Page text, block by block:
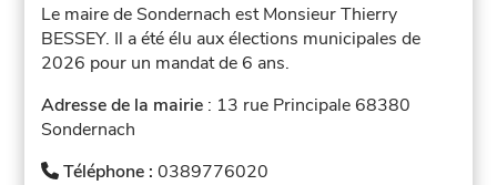
Le maire de Sondernach est Monsieur Thierry
BESSEY. Il a été élu aux élections municipales de
2026 pour un mandat de 6 ans.
Adresse de la mairie : 13 rue Principale 68380
Sondernach
Téléphone :0389776020